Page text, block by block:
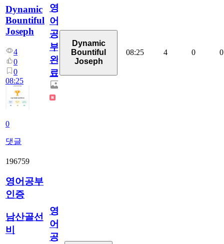
Dynamic
Bountiful
Joseph
4
0
0
08:25
0
댓글
영
어
공
부
완
료
Dynamic
Bountiful
Joseph
08:25 4 0 0
196759
영어공부
인증
남산골선
비
영
어
공